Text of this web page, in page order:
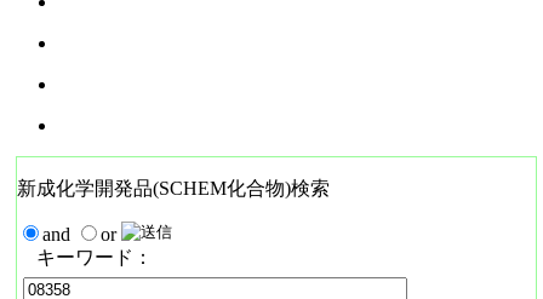
新成化学開発品(SCHEM化合物)検索
and
or
キーワード：